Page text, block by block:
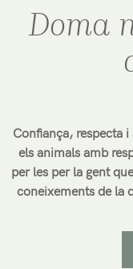
Doma
Confiança, respecta
els animals amb
per les per la gent
coneixements de la